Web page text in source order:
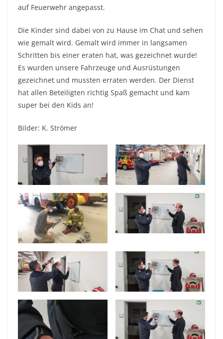
auf Feuerwehr angepasst.
Die Kinder sind dabei von zu Hause im Chat und sehen
wie gemalt wird. Gemalt wird immer in langsamen
Schritten bis einer eraten hat, was gezeichnet wurde!
Es wurden unsere Fahrzeuge und Ausrüstungen
gezeichnet und mussten erraten werden. Der Dienst
hat allen Beteiligten richtig Spaß gemacht und kam
super bei den Kids an!
Bilder: K. Strömer